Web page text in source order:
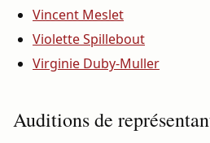
Vincent Meslet
Violette Spillebout
Virginie Duby-Muller
Auditions de